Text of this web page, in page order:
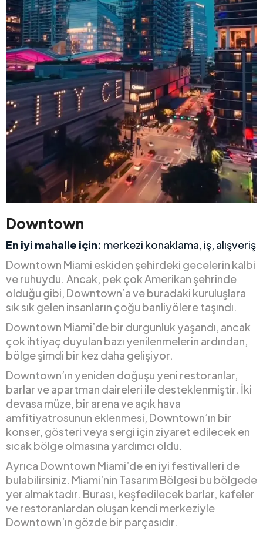
Downtown
En iyi mahalle için: merkezi konaklama, iş, alışveriş
Downtown Miami eskiden şehirdeki gecelerin kalbi
ve ruhuydu. Ancak, pek çok Amerikan şehrinde
olduğu gibi, Downtown’a ve buradaki kuruluşlara
sık sık gelen insanların çoğu banliyölere taşındı.
Downtown Miami’de bir durgunluk yaşandı, ancak
çok ihtiyaç duyulan bazı yenilenmelerin ardından,
bölge şimdi bir kez daha gelişiyor.
Downtown’ın yeniden doğuşu yeni restoranlar,
barlar ve apartman daireleri ile desteklenmiştir. İki
devasa müze, bir arena ve açık hava
amfitiyatrosunun eklenmesi, Downtown’ın bir
konser, gösteri veya sergi için ziyaret edilecek en
sıcak bölge olmasına yardımcı oldu.
Ayrıca Downtown Miami’de en iyi festivalleri de
bulabilirsiniz. Miami’nin Tasarım Bölgesi bu bölgede
yer almaktadır. Burası, keşfedilecek barlar, kafeler
ve restoranlardan oluşan kendi merkeziyle
Downtown’ın gözde bir parçasıdır.